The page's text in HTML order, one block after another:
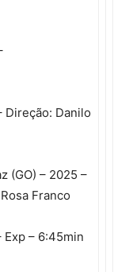
Direção: Danilo
(GO) – 2025 –
Franco
Exp – 6:45min